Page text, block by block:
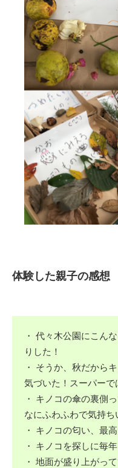
体験した親子の感想
・ 代々木公園にこん
りした！
・ そうか、秋だから
気づいた！スーパーで
・ キノコの傘の裏側
なにふわふわで気持ち
・ キノコの匂い、最
・ キノコを探しに毎
・ 地面が盛り上がっ